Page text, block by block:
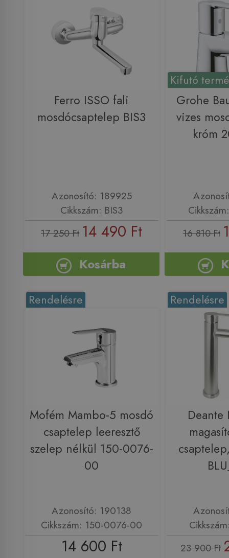
Ferro ISSO fali
mosdócsaptelep BIS3
Azonosító: 189925
Cikkszám: BIS3
17 250 Ft 14 490 Ft
Kosárba
Kifutó
Grohe
vizes
króm
16 810 Ft
Rendelésre
Mofém Mambo-5 mosdó
csaptelep leeresztő
szelep nélkül 150-0076-
00
Azonosító: 190138
Cikkszám: 150-0076-00
14 600 Ft
Rendelésre
23 900 Ft